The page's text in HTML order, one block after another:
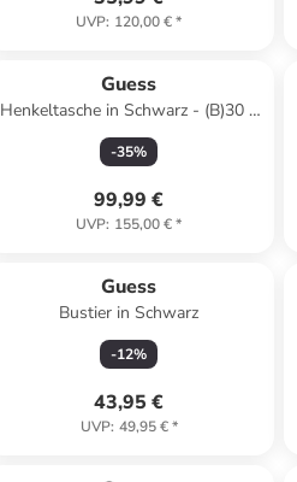
UVP: 120,00 €*
Guess
Henkeltasche in Schwarz - (B)30 x
(H)20 x (T)14 cm
-35%
99,99 €
UVP: 155,00 €*
Guess
Bustier in Schwarz
-12%
43,95 €
UVP: 49,95 €*